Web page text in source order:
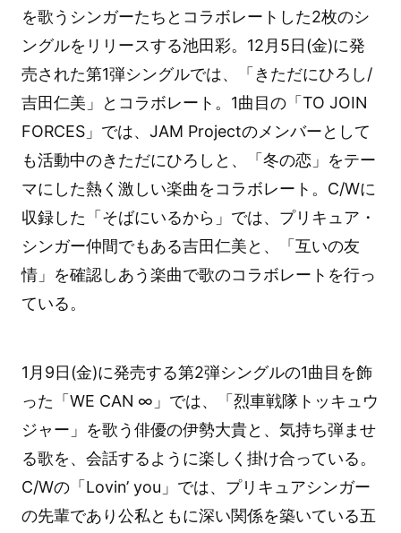
を歌うシンガーたちとコラボレートした2枚のシ
ングルをリリースする池田彩。12月5日(金)に発
売された第1弾シングルでは、「きただにひろし/
吉田仁美」とコラボレート。1曲目の「TO JOIN
FORCES」では、JAM Projectのメンバーとして
も活動中のきただにひろしと、「冬の恋」をテー
マにした熱く激しい楽曲をコラボレート。C/Wに
収録した「そばにいるから」では、プリキュア・
シンガー仲間でもある吉田仁美と、「互いの友
情」を確認しあう楽曲で歌のコラボレートを行っ
ている。
1月9日(金)に発売する第2弾シングルの1曲目を飾
った「WE CAN ∞」では、「烈車戦隊トッキュウ
ジャー」を歌う俳優の伊勢大貴と、気持ち弾ませ
る歌を、会話するように楽しく掛け合っている。
C/Wの「Lovin’ you」では、プリキュアシンガー
の先輩であり公私ともに深い関係を築いている五